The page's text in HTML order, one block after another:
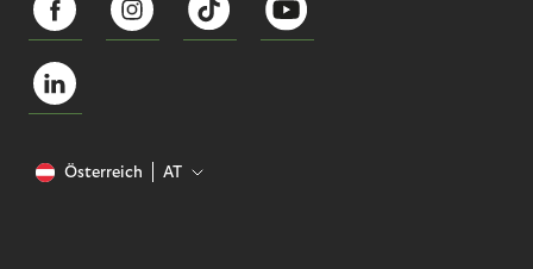
Österreich AT